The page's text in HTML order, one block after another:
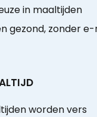
in maaltijden
gezond, zonder
worden vers